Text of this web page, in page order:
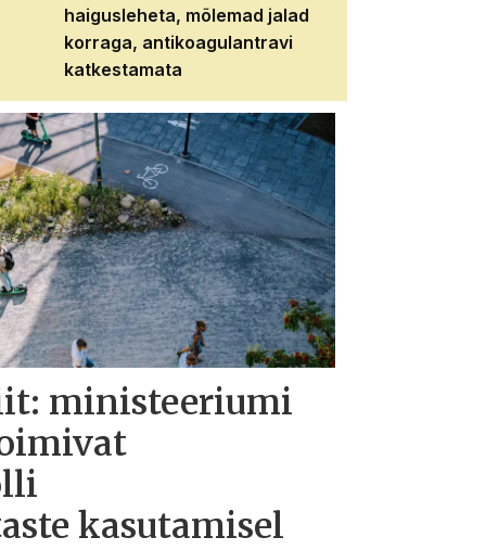
haigusleheta, mõlemad jalad
korraga, antikoagulantravi
katkestamata
ministeeriumi
kasutamisel